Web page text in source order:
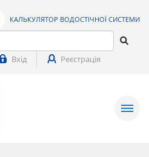
КАЛЬКУЛЯТОР ВОДОСТІЧНОЇ СИСТЕМИ
Вхід Реєстрація